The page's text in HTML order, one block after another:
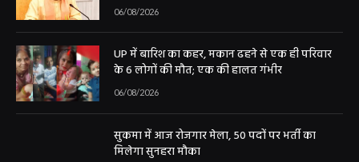
06/08/2026
UP में बारिश का कहर, मकान ढहने से एक ही परिवार
के 6 लोगों की मौत; एक की हालत गंभीर
06/08/2026
सुकमा में आज रोजगार मेला, 50 पदों पर भर्ती का
मिलेगा सुनहरा मौका